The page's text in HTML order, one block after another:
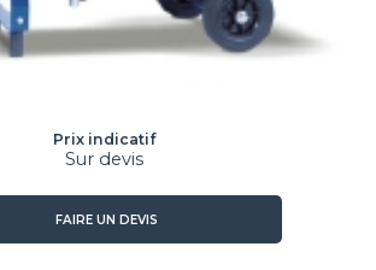
Prix indicatif
Sur devis
FAIRE UN DEVIS